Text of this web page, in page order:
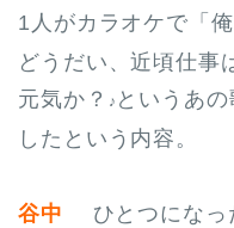
1人がカラオケで「
どうだい、近頃仕事
元気か？ ♪ というあ
したという内容。
谷中 ひとつになっ